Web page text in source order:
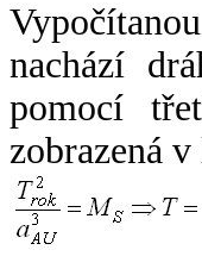
nachází
pomocí
zobrazená